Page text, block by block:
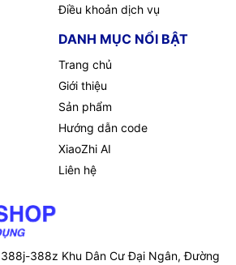
Điều khoản dịch vụ
DANH MỤC NỔI BẬT
Trang chủ
Giới thiệu
Sản phẩm
Hướng dẫn code
XiaoZhi AI
Liên hệ
388z Khu Dân Cư Đại Ngân, Đường